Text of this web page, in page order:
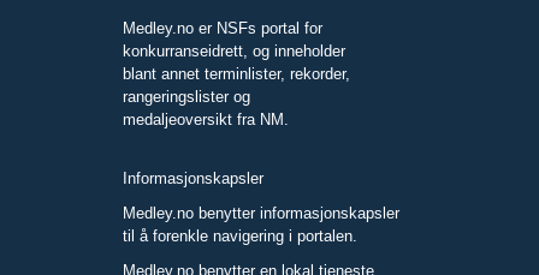
Medley.no er NSFs portal for
konkurranseidrett, og inneholder
blant annet terminlister, rekorder,
rangeringslister og
medaljeoversikt fra NM.
Informasjonskapsler
Medley.no benytter informasjonskapsler
til å forenkle navigering i portalen.
Medley.no benytter en lokal tjeneste